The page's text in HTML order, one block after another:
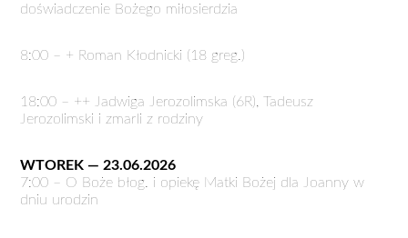
doświadczenie Bożego miłosierdzia
8:00 – + Roman Kłodnicki (18 greg.)
18:00 – ++ Jadwiga Jerozolimska (6R), Tadeusz
Jerozolimski i zmarli z rodziny
WTOREK — 23.06.2026
7:00 – O Boże błog. i opiekę Matki Bożej dla Joanny w
dniu urodzin